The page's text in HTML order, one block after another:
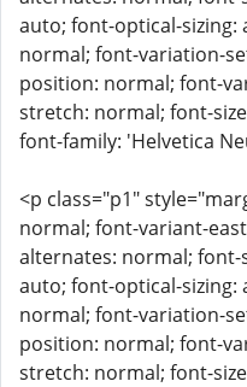
auto; font-optical-
normal; font-variation-
position: normal; font-
stretch: normal; font-
font-family: 'Helvetica
<p class="p1"
normal; font-variant-
alternates: normal; font-
auto; font-optical-
normal; font-variation-
position: normal; font-
stretch: normal; font-